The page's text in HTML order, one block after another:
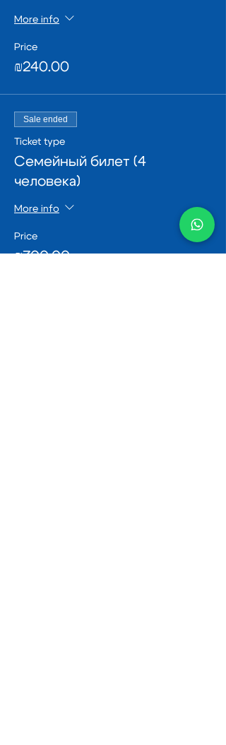
More info
Price
₪240.00
Sale ended
Ticket type
Семейный билет (4
человека)
More info
Price
₪300.00